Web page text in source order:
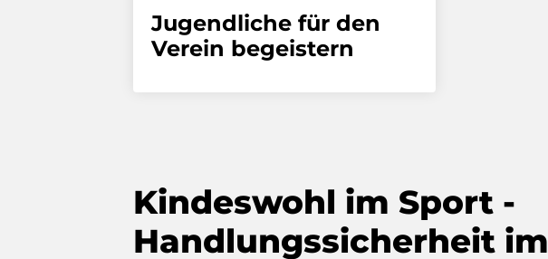
Jugendliche für den
Verein begeistern
Kindeswohl im Sport -
Handlungssicherheit im